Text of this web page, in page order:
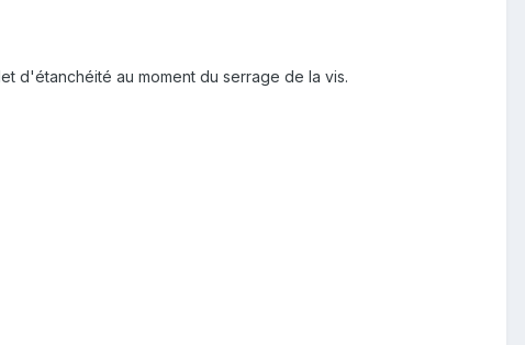
d'étanchéité au moment du serrage de la vis.